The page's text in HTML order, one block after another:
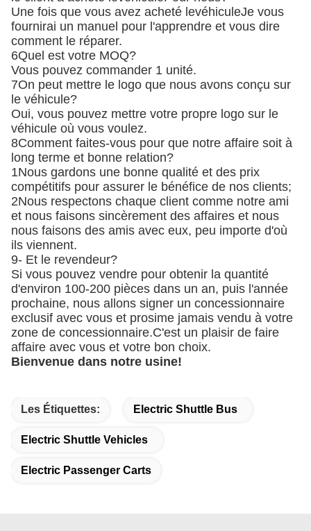
Une fois que vous avez acheté levéhiculeJe vous
fournirai un manuel pour l'apprendre et vous dire
comment le réparer.
6Quel est votre MOQ?
Vous pouvez commander 1 unité.
7On peut mettre le logo que nous avons conçu sur
le véhicule?
Oui, vous pouvez mettre votre propre logo sur le
véhicule où vous voulez.
8Comment faites-vous pour que notre affaire soit à
long terme et bonne relation?
1Nous gardons une bonne qualité et des prix
compétitifs pour assurer le bénéfice de nos clients;
2Nous respectons chaque client comme notre ami
et nous faisons sincèrement des affaires et nous
nous faisons des amis avec eux, peu importe d'où
ils viennent.
9- Et le revendeur?
Si vous pouvez vendre pour obtenir la quantité
d'environ 100-200 pièces dans un an, puis l'année
prochaine, nous allons signer un concessionnaire
exclusif avec vous et prosime jamais vendu à votre
zone de concessionnaire.C'est un plaisir de faire
affaire avec vous et votre bon choix.
Bienvenue dans notre usine!
Les Étiquettes: Electric Shuttle Bus
Electric Shuttle Vehicles
Electric Passenger Carts